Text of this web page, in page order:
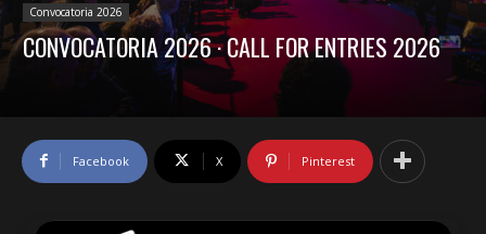
Convocatoria 2026
CONVOCATORIA 2026 · CALL FOR ENTRIES 2026
Facebook X Pinterest